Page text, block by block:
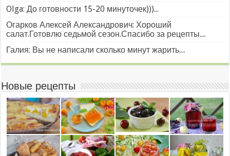
Olga: До готовности 15-20 минуточек)))...
Огарков Алексей Александрович: Хороший
салат.Готовлю седьмой сезон.Спасибо за рецепты....
Галия: Вы не написали сколько минут жарить....
Новые рецепты